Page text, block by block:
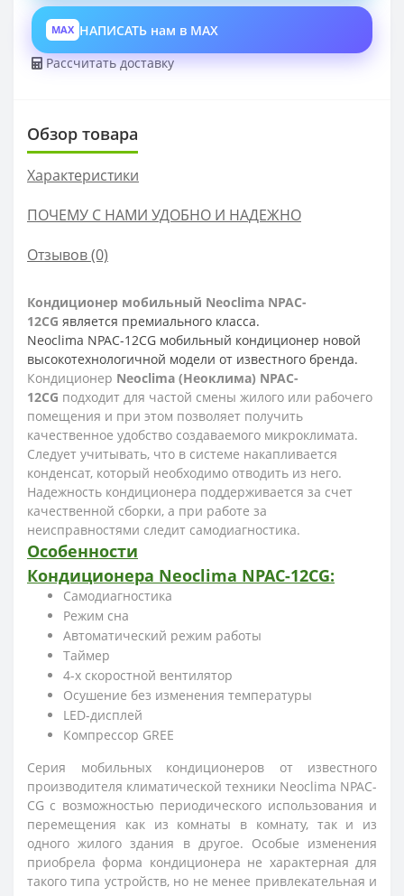
MAX НАПИСАТЬ нам в MAX
Рассчитать доставку
Обзор товара
Характеристики
ПОЧЕМУ С НАМИ УДОБНО И НАДЕЖНО
Отзывов (0)
Кондиционер мобильный Neoclima NPAC-
12CG является премиального класса.
Neoclima NPAC-12CG мобильный кондиционер новой
высокотехнологичной модели от известного бренда.
Кондиционер Neoclima (Неоклима) NPAC-
12CG подходит для частой смены жилого или рабочего
помещения и при этом позволяет получить
качественное удобство создаваемого микроклимата.
Следует учитывать, что в системе накапливается
конденсат, который необходимо отводить из него.
Надежность кондиционера поддерживается за счет
качественной сборки, а при работе за
неисправностями следит самодиагностика.
Особенности
Кондиционера Neoclima NPAC-12CG:
Самодиагностика
Режим сна
Автоматический режим работы
Таймер
4-х скоростной вентилятор
Осушение без изменения температуры
LED-дисплей
Компрессор GREE
Серия мобильных кондиционеров от известного
производителя климатической техники Neoclima NPAC-
CG с возможностью периодического использования и
перемещения как из комнаты в комнату, так и из
одного жилого здания в другое. Особые изменения
приобрела форма кондиционера не характерная для
такого типа устройств, но не менее привлекательная и